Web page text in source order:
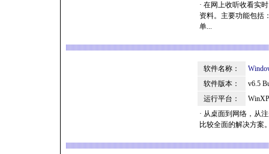
· 在网上收听收看实
资料。主要功能包括
单...
软件名称：
软件版本：
v6.5
运行平台：
· 从桌面到网络，从
比较全面的解决方案